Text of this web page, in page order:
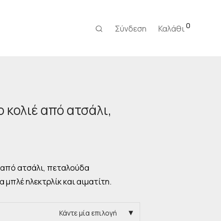
Σύνδεση Καλάθι0
κολιέ από ατσάλι,
ατσάλι, πεταλούδα
ηλεκτρλίκ και αιματίτη.
Κάντε μία επιλογή